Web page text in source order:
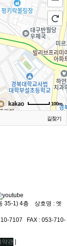
100m
길찾기
35-1) 4층 상호명 : 엣
7107ㅤ FAX : 053-710-
약관